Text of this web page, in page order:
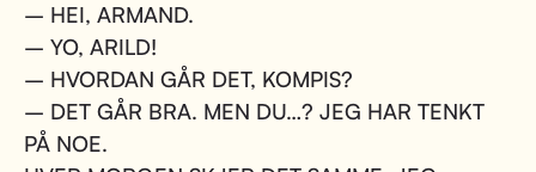
– HEI, ARMAND.
– YO, ARILD!
– HVORDAN GÅR DET, KOMPIS?
– DET GÅR BRA. MEN DU…? JEG HAR TENKT
PÅ NOE.